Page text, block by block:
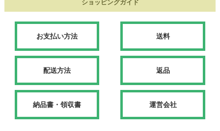
ショッピングガイド
お支払い方法 送料
配送方法 返品
納品書・領収書 運営会社